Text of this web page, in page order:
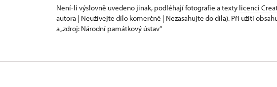
Není-li výslovně uvedeno jinak, podléhají fotografie a texty licenci
autora | Neužívejte dílo komerčně | Nezasahujte do díla). Při užití
a „zdroj: Národní památkový ústav“